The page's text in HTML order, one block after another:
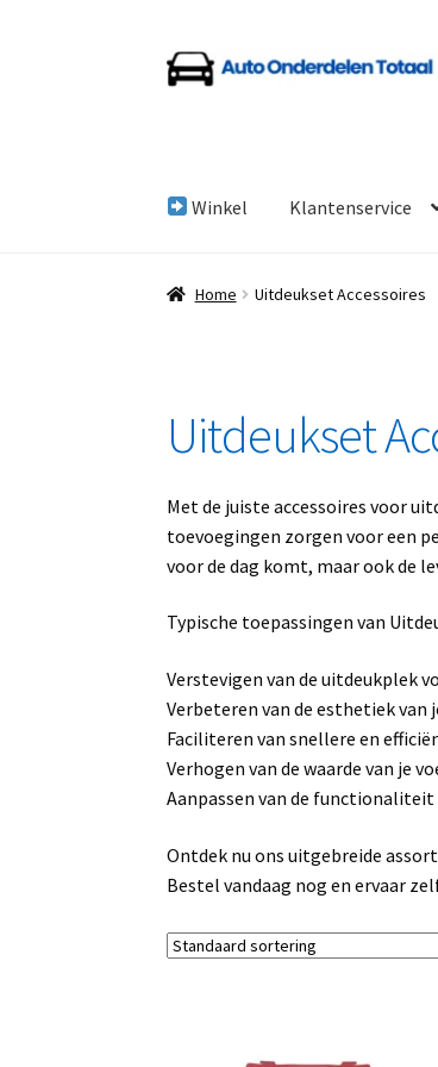
Ga
door
Ga
naar
Winkel Klantenservice
Home Algemene Voorwaarden
Home Uitdeukset Accessoires
Uitdeukset
Met de juiste accessoires voor
toevoegingen zorgen voor een
voor de dag komt, maar ook de
Typische toepassingen van
Verstevigen van de uitdeukplek
Verbeteren van de esthetiek
Faciliteren van snellere en
Verhogen van de waarde van je
Aanpassen van de
Ontdek nu ons uitgebreide
Bestel vandaag nog en ervaar